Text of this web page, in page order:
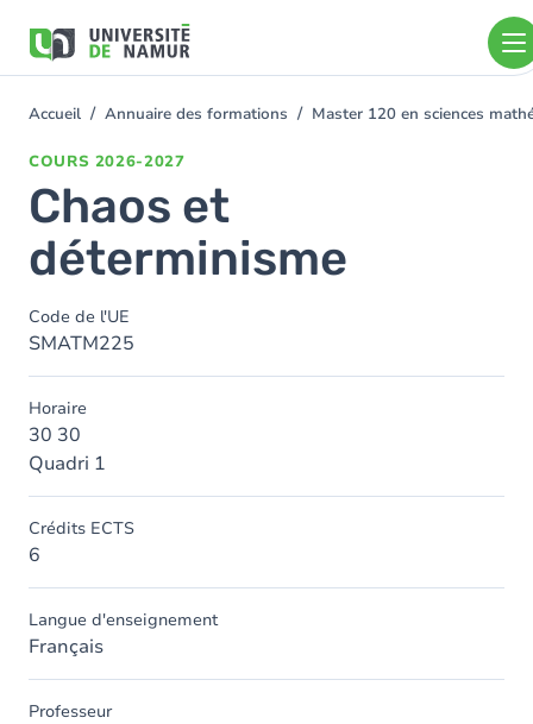
contenu
You
Accueil Annuaire des formations Master 120 en sciences
COURS 2026-2027
Chaos et
déterminisme
Code de l'UE
SMATM225
Horaire
30 30
Quadri 1
Crédits ECTS
6
Langue d'enseignement
Français
Professeur